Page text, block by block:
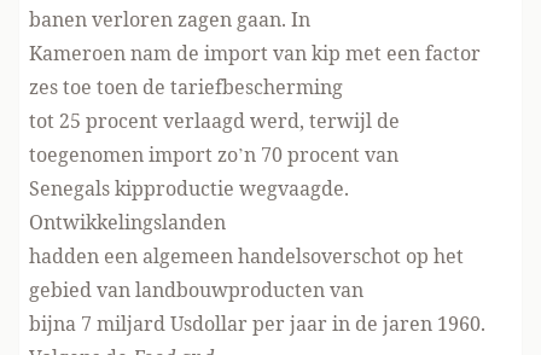
banen verloren zagen gaan. In
Kameroen nam de import van kip met een factor
zes toe toen de tariefbescherming
tot 25 procent verlaagd werd, terwijl de
toegenomen import zo’n 70 procent van
Senegals kipproductie wegvaagde.
Ontwikkelingslanden
hadden een algemeen handelsoverschot op het
gebied van landbouwproducten van
bijna 7 miljard Usdollar per jaar in de jaren 1960.